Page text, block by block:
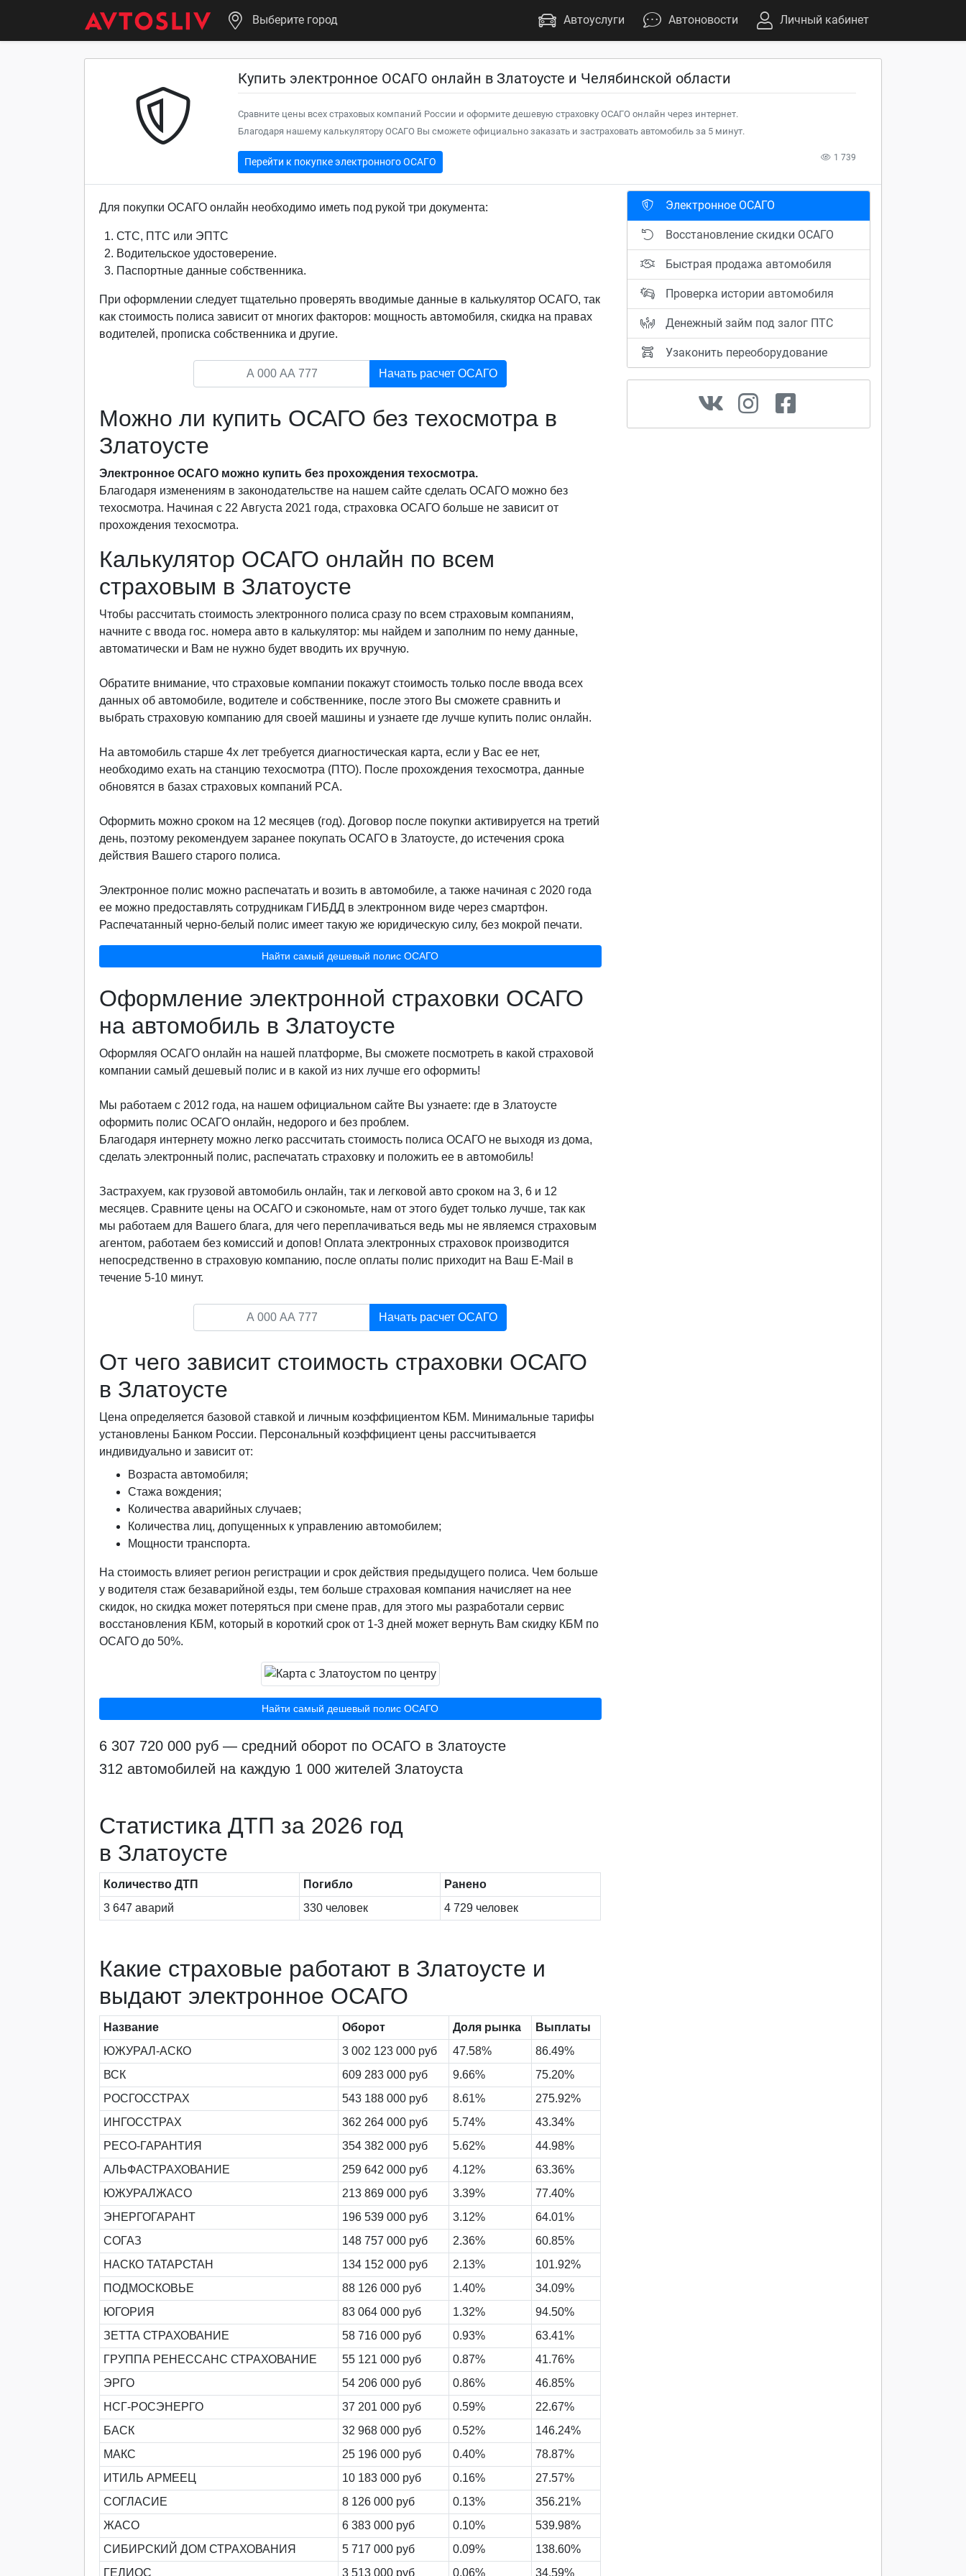
Выберите город Автоуслуги Автоновости Личный кабинет
Купить электронное ОСАГО онлайн в Златоусте и Челябинской области
Сравните цены всех страховых компаний России и оформите дешевую страховку ОСАГО онлайн через интернет.
Благодаря нашему калькулятору ОСАГО Вы сможете официально заказать и застраховать автомобиль за 5 минут.
Перейти к покупке электронного ОСАГО 1 739
Для покупки ОСАГО онлайн необходимо иметь под рукой три документа:
СТС, ПТС или ЭПТС
Водительское удостоверение.
Паспортные данные собственника.
При оформлении следует тщательно проверять вводимые данные в калькулятор ОСАГО, так
как стоимость полиса зависит от многих факторов: мощность автомобиля, скидка на правах
водителей, прописка собственника и другие.
Начать расчет ОСАГО
Можно ли купить ОСАГО без техосмотра в
Златоусте
Электронное ОСАГО можно купить без прохождения техосмотра.
Благодаря изменениям в законодательстве на нашем сайте сделать ОСАГО можно без
техосмотра. Начиная с 22 Августа 2021 года, страховка ОСАГО больше не зависит от
прохождения техосмотра.
Калькулятор ОСАГО онлайн по всем
страховым в Златоусте
Чтобы рассчитать стоимость электронного полиса сразу по всем страховым компаниям,
начните с ввода гос. номера авто в калькулятор: мы найдем и заполним по нему данные,
автоматически и Вам не нужно будет вводить их вручную.
Обратите внимание, что страховые компании покажут стоимость только после ввода всех
данных об автомобиле, водителе и собственнике, после этого Вы сможете сравнить и
выбрать страховую компанию для своей машины и узнаете где лучше купить полис онлайн.
На автомобиль старше 4х лет требуется диагностическая карта, если у Вас ее нет,
необходимо ехать на станцию техосмотра (ПТО). После прохождения техосмотра, данные
обновятся в базах страховых компаний РСА.
Оформить можно сроком на 12 месяцев (год). Договор после покупки активируется на третий
день, поэтому рекомендуем заранее покупать ОСАГО в Златоусте, до истечения срока
действия Вашего старого полиса.
Электронное полис можно распечатать и возить в автомобиле, а также начиная с 2020 года
ее можно предоставлять сотрудникам ГИБДД в электронном виде через смартфон.
Распечатанный черно-белый полис имеет такую же юридическую силу, без мокрой печати.
Найти самый дешевый полис ОСАГО
Оформление электронной страховки ОСАГО
на автомобиль в Златоусте
Оформляя ОСАГО онлайн на нашей платформе, Вы сможете посмотреть в какой страховой
компании самый дешевый полис и в какой из них лучше его оформить!
Мы работаем с 2012 года, на нашем официальном сайте Вы узнаете: где в Златоусте
оформить полис ОСАГО онлайн, недорого и без проблем.
Благодаря интернету можно легко рассчитать стоимость полиса ОСАГО не выходя из дома,
сделать электронный полис, распечатать страховку и положить ее в автомобиль!
Застрахуем, как грузовой автомобиль онлайн, так и легковой авто сроком на 3, 6 и 12
месяцев. Сравните цены на ОСАГО и сэкономьте, нам от этого будет только лучше, так как
мы работаем для Вашего блага, для чего переплачиваться ведь мы не являемся страховым
агентом, работаем без комиссий и допов! Оплата электронных страховок производится
непосредственно в страховую компанию, после оплаты полис приходит на Ваш E-Mail в
течение 5-10 минут.
Начать расчет ОСАГО
От чего зависит стоимость страховки ОСАГО
в Златоусте
Цена определяется базовой ставкой и личным коэффициентом КБМ. Минимальные тарифы
установлены Банком России. Персональный коэффициент цены рассчитывается
индивидуально и зависит от:
Возраста автомобиля;
Стажа вождения;
Количества аварийных случаев;
Количества лиц, допущенных к управлению автомобилем;
Мощности транспорта.
На стоимость влияет регион регистрации и срок действия предыдущего полиса. Чем больше
у водителя стаж безаварийной езды, тем больше страховая компания начисляет на нее
скидок, но скидка может потеряться при смене прав, для этого мы разработали сервис
восстановления КБМ, который в короткий срок от 1-3 дней может вернуть Вам скидку КБМ по
ОСАГО до 50%.
Найти самый дешевый полис ОСАГО
6 307 720 000 руб — средний оборот по ОСАГО в Златоусте
312 автомобилей на каждую 1 000 жителей Златоуста
Статистика ДТП за 2026 год
в Златоусте
Количество ДТП Погибло
Ранено
3 647 аварий
330 человек 4 729 человек
Какие страховые работают в Златоусте и
выдают электронное ОСАГО
Название Оборот Доля рынка
Выплаты
ЮЖУРАЛ-АСКО
3 002 123 000 руб 47.58%
86.49%
ВСК
609 283 000 руб 9.66%
75.20%
РОСГОССТРАХ
543 188 000 руб 8.61%
275.92%
ИНГОССТРАХ
362 264 000 руб 5.74%
43.34%
РЕСО-ГАРАНТИЯ
354 382 000 руб 5.62%
44.98%
АЛЬФАСТРАХОВАНИЕ
259 642 000 руб 4.12%
63.36%
ЮЖУРАЛЖАСО
213 869 000 руб 3.39%
77.40%
ЭНЕРГОГАРАНТ
196 539 000 руб 3.12%
64.01%
СОГАЗ
148 757 000 руб 2.36%
60.85%
НАСКО ТАТАРСТАН
134 152 000 руб 2.13%
101.92%
ПОДМОСКОВЬЕ
88 126 000 руб 1.40%
34.09%
ЮГОРИЯ
83 064 000 руб 1.32%
94.50%
ЗЕТТА СТРАХОВАНИЕ
58 716 000 руб 0.93%
63.41%
ГРУППА РЕНЕССАНС СТРАХОВАНИЕ
55 121 000 руб 0.87%
41.76%
ЭРГО
54 206 000 руб 0.86%
46.85%
НСГ-РОСЭНЕРГО
37 201 000 руб 0.59%
22.67%
БАСК
32 968 000 руб 0.52%
146.24%
МАКС
25 196 000 руб 0.40%
78.87%
ИТИЛЬ АРМЕЕЦ
10 183 000 руб 0.16%
27.57%
СОГЛАСИЕ
8 126 000 руб 0.13%
356.21%
ЖАСО
6 383 000 руб 0.10%
539.98%
СИБИРСКИЙ ДОМ СТРАХОВАНИЯ
5 717 000 руб 0.09%
138.60%
ГЕЛИОС
3 513 000 руб 0.06% 34.59%
Электронное ОСАГО
Восстановление скидки ОСАГО
Быстрая продажа автомобиля
Проверка истории автомобиля
Денежный займ под залог ПТС
Узаконить переоборудование